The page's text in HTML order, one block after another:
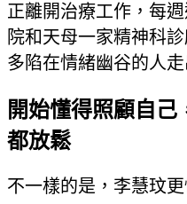
正離開治療工作，每
院和天母一家精神科
多陷在情緒幽谷的人走
開始懂得照顧自
都放鬆
不一樣的是，李慧玟更